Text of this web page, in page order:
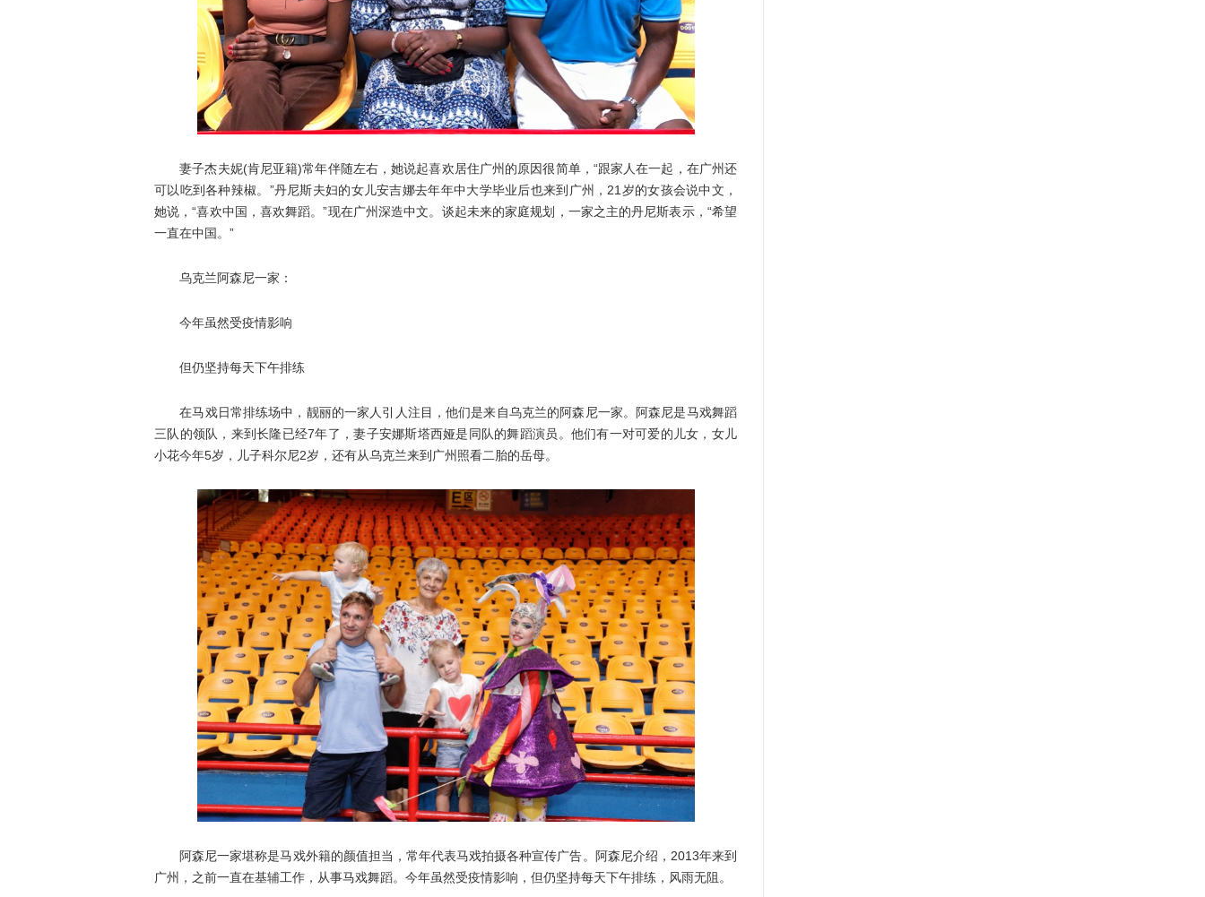
妻子杰夫妮(肯尼亚籍)常年伴随左右，她说起喜欢居住广州的原因很简单，“跟家人在一起，在广州还
可以吃到各种辣椒。”丹尼斯夫妇的女儿安吉娜去年年中大学毕业后也来到广州，21岁的女孩会说中文，
她说，“喜欢中国，喜欢舞蹈。”现在广州深造中文。谈起未来的家庭规划，一家之主的丹尼斯表示，“希望
一直在中国。”
乌克兰阿森尼一家：
今年虽然受疫情影响
但仍坚持每天下午排练
在马戏日常排练场中，靓丽的一家人引人注目，他们是来自乌克兰的阿森尼一家。阿森尼是马戏舞蹈
三队的领队，来到长隆已经7年了，妻子安娜斯塔西娅是同队的舞蹈演员。他们有一对可爱的儿女，女儿
小花今年5岁，儿子科尔尼2岁，还有从乌克兰来到广州照看二胎的岳母。
阿森尼一家堪称是马戏外籍的颜值担当，常年代表马戏拍摄各种宣传广告。阿森尼介绍，2013年来到
广州，之前一直在基辅工作，从事马戏舞蹈。今年虽然受疫情影响，但仍坚持每天下午排练，风雨无阻。